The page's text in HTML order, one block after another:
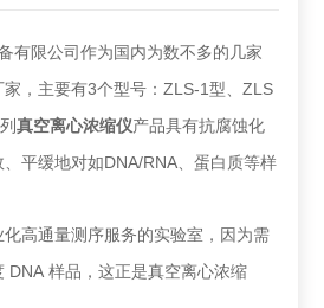
有限公司作为国内为数不多的几家
家，主要有3个型号：ZLS-1型、ZLS
真空离心浓缩仪产品具有抗腐蚀化
平缓地对如DNA/RNA、蛋白质等样
高通量测序服务的实验室，因为需
DNA样品，这正是真空离心浓缩